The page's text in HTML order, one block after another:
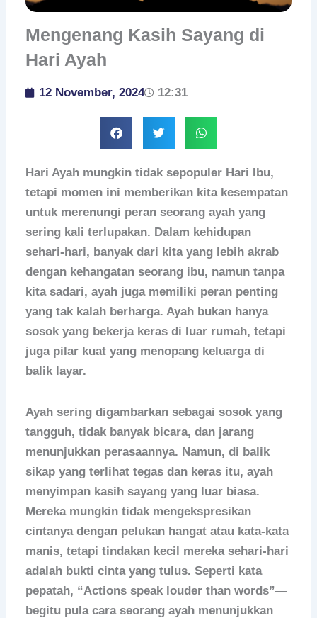
Mengenang Kasih Sayang di
Hari Ayah
12 November, 2024 12:31
Hari Ayah mungkin tidak sepopuler Hari Ibu,
tetapi momen ini memberikan kita kesempatan
untuk merenungi peran seorang ayah yang
sering kali terlupakan. Dalam kehidupan
sehari-hari, banyak dari kita yang lebih akrab
dengan kehangatan seorang ibu, namun tanpa
kita sadari, ayah juga memiliki peran penting
yang tak kalah berharga. Ayah bukan hanya
sosok yang bekerja keras di luar rumah, tetapi
juga pilar kuat yang menopang keluarga di
balik layar.
Ayah sering digambarkan sebagai sosok yang
tangguh, tidak banyak bicara, dan jarang
menunjukkan perasaannya. Namun, di balik
sikap yang terlihat tegas dan keras itu, ayah
menyimpan kasih sayang yang luar biasa.
Mereka mungkin tidak mengekspresikan
cintanya dengan pelukan hangat atau kata-kata
manis, tetapi tindakan kecil mereka sehari-hari
adalah bukti cinta yang tulus. Seperti kata
pepatah, “Actions speak louder than words”—
begitu pula cara seorang ayah menunjukkan